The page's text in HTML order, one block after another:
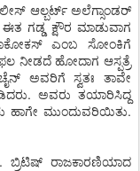
ಆಲ್ಬರ್ಟ್ ಅಲೆಗ್ಸಾಂಡರ್
ಗಡ್ಡ ಕ್ಷೌರ ಮಾಡುವಾಗ
ಎಂಬ ಸೋಂಕಿಗೆ
ನೀಡದೆ ಹೋದಾಗ ಆಸ್ಪತ್ರೆ
ಅವರಿಗೆ ಸ್ವತಃ ತಾವೇ
ಅವರು ತಯಾರಿಸಿದ್ದ
ಹಾಗೇ ಮುಂದುವರಿಯಿತು.
ಬ್ರಿಟಿಷ್ ರಾಜಕಾರಣಿಯಾದ